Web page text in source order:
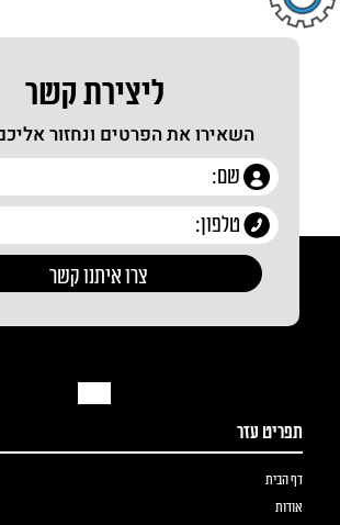
ליצירת קשר
השאירו את הפרטים ונחזור
תפריט עזר
דף הבית
אודות